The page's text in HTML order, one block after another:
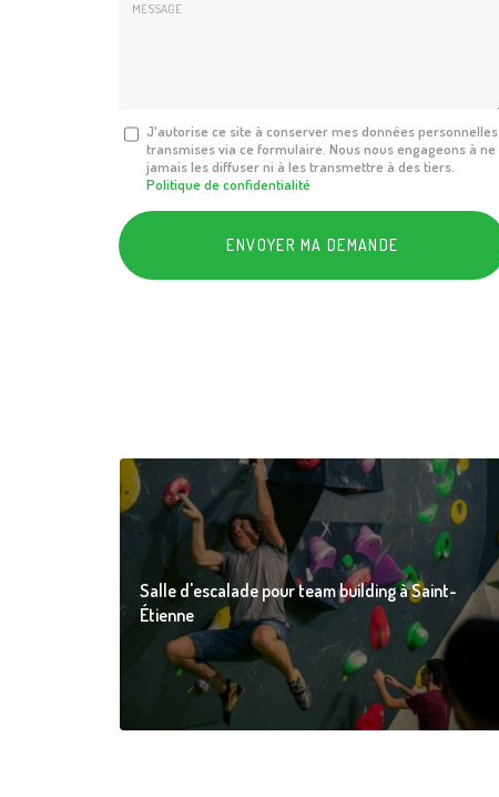
MessageJ'autorise ce site à conserver mes données personnelles
transmises via ce formulaire. Nous nous engageons à ne
jamais les diffuser ni à les transmettre à des tiers.
Politique de confidentialité
Acceptation
RGPD
ENVOYER MA DEMANDE
Salle d'escalade pour team building à Saint-
Étienne